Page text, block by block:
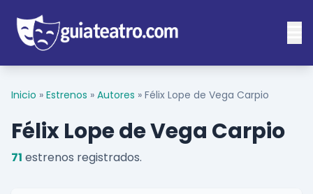
Inicio » Estrenos » Autores » Félix Lope de Vega Carpio
Félix Lope de Vega Carpio
71 estrenos registrados.